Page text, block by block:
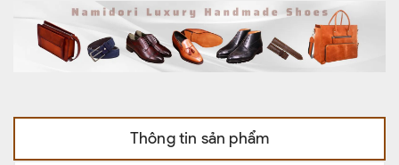
Thông tin sản phẩm